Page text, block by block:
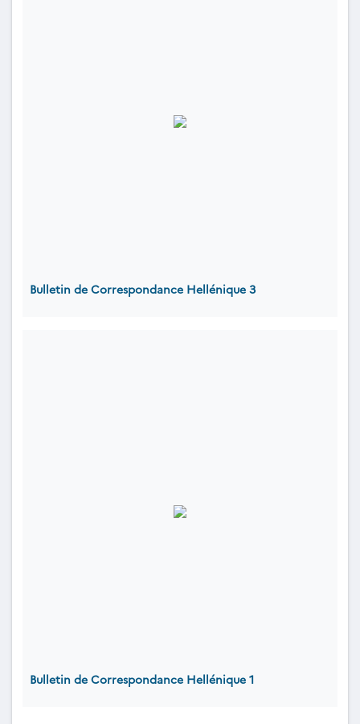
Bulletin de Correspondance Hellénique 3
Bulletin de Correspondance Hellénique 1